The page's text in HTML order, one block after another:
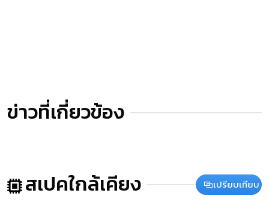
ข่าวที่เกี่ยวข้อง
สเปคใกล้เคียง เปรียบเทียบ